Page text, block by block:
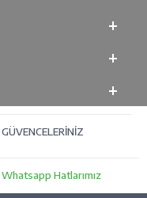
GÜVENCELERİNİZ
Whatsapp Hatlarımız